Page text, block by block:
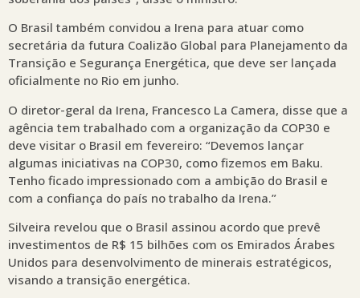
O Brasil também convidou a Irena para atuar como
secretária da futura Coalizão Global para Planejamento da
Transição e Segurança Energética, que deve ser lançada
oficialmente no Rio em junho.
O diretor-geral da Irena, Francesco La Camera, disse que a
agência tem trabalhado com a organização da COP30 e
deve visitar o Brasil em fevereiro: “Devemos lançar
algumas iniciativas na COP30, como fizemos em Baku.
Tenho ficado impressionado com a ambição do Brasil e
com a confiança do país no trabalho da Irena.”
Silveira revelou que o Brasil assinou acordo que prevê
investimentos de R$ 15 bilhões com os Emirados Árabes
Unidos para desenvolvimento de minerais estratégicos,
visando a transição energética.